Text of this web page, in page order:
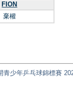
FION
棄權
青少年乒乓球錦標賽